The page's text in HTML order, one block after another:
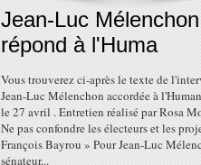
Jean-Luc Mélenchon
répond à l'Huma
Vous trouverez ci-après le texte de
Jean-Luc Mélenchon accordée à
le 27 avril . Entretien réalisé par Rosa
Ne pas confondre les électeurs et les
François Bayrou » Pour Jean-Luc
sénateur...